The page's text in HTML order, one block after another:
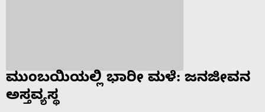
ಮುಂಬಯಿಯಲ್ಲಿ ಭಾರೀ ಮಳೆ: ಜನಜೀವನ
ಅಸ್ತವ್ಯಸ್ಥ